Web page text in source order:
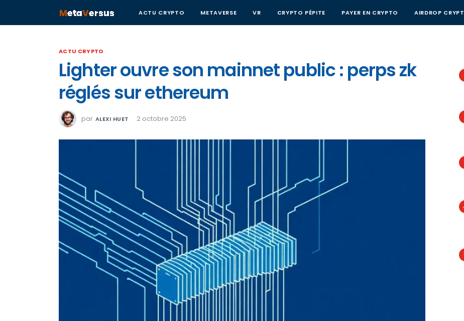
ACTU CRYPTO METAVERSE VR CRYPTO PÉPITE PAYER EN CRYPTO AIRDROP
ACTU CRYPTO
Lighter ouvre son mainnet public : perps zk
réglés sur ethereum
par ALEXI HUET 2 octobre 2025